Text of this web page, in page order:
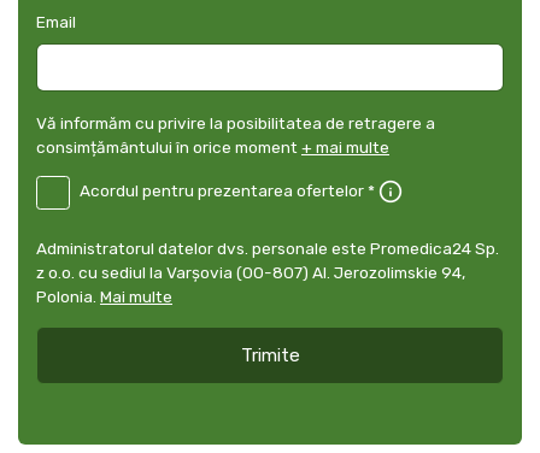
Email
Vă
informăm
privire*
Vă informăm cu privire la posibilitatea de retragere a
consimțământului în orice moment + mai multe
UK
prezentarea
ofertelor*
Acordul pentru prezentarea ofertelor *
Administratorul
datelor
dvs.
Administratorul datelor dvs. personale este Promedica24 Sp.
z o.o. cu sediul la Varșovia (00-807) Al. Jerozolimskie 94,
Polonia. Mai multe
Trimite